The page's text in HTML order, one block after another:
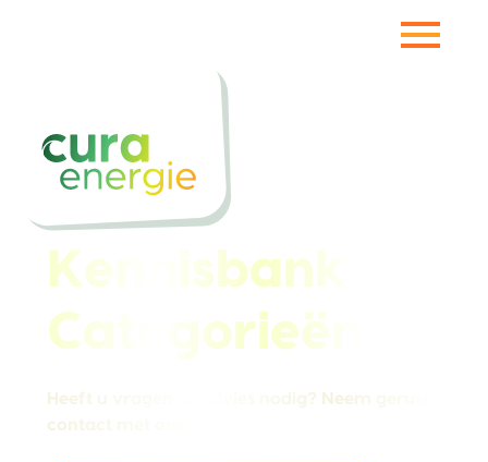
Kennisbank
Categorieën
Heeft u vragen of advies nodig? Neem gerust
contact met ons op.